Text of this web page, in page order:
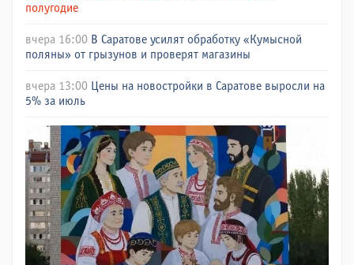
полугодие
вчера 16:00 В Саратове усилят обработку «Кумысной
поляны» от грызунов и проверят магазины
вчера 13:00 Цены на новостройки в Саратове выросли на
5% за июль